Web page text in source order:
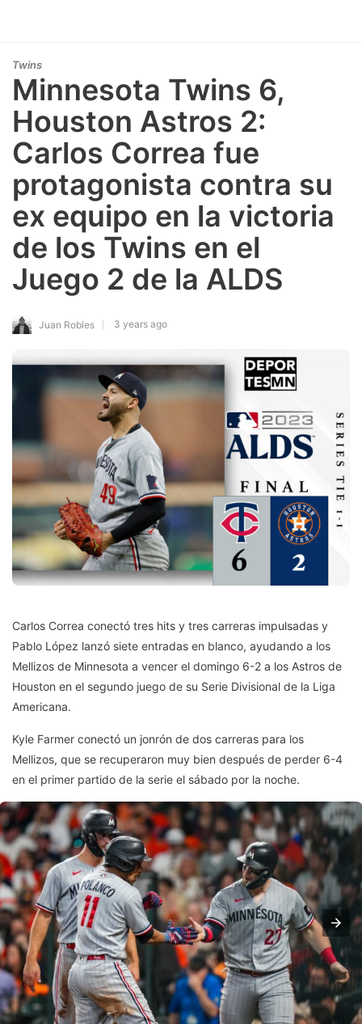
Twins
Minnesota Twins 6,
Houston Astros 2:
Carlos Correa fue
protagonista contra su
ex equipo en la victoria
de los Twins en el
Juego 2 de la ALDS
Juan Robles 3 years ago
Carlos Correa conectó tres hits y tres carreras impulsadas y
Pablo López lanzó siete entradas en blanco, ayudando a los
Mellizos de Minnesota a vencer el domingo 6-2 a los Astros de
Houston en el segundo juego de su Serie Divisional de la Liga
Americana.
Kyle Farmer conectó un jonrón de dos carreras para los
Mellizos, que se recuperaron muy bien después de perder 6-4
en el primer partido de la serie el sábado por la noche.